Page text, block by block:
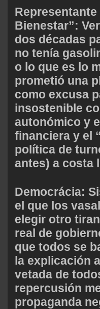
Representante
Bienestar”:
dos décadas
no tenía
o lo que es lo
prometió una
como excusa
insostenible
autonómico y
financiera y el
política de
antes) a costa
Democrácia:
el que los
elegir otro
real de
que todos se
la explicación
vetada de
repercusión
propaganda